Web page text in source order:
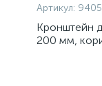
Артикул:
Кронштейн
200 мм,